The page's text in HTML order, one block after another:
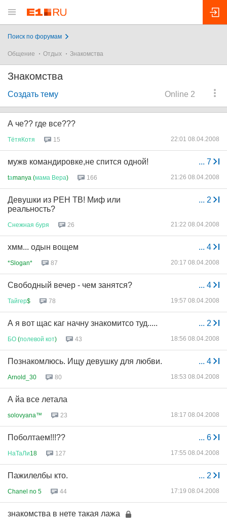
Поиск по форумам
Общение Отдых Знакомства
Знакомства
Online 2
Создать тему
А че?? где все???
ТётяКотя 15 22:01 08.04.2008
... 7
мужв командировке,не спится одной!
tаmanya (мама Вера) 166 21:26 08.04.2008
... 2
Девушки из РЕН ТВ! Миф или
реальность?
Снежная буря 26 21:22 08.04.2008
... 4
хмм... одын вощем
*Slogan* 87 20:17 08.04.2008
... 4
Свободный вечер - чем занятся?
Тайгер$ 78 19:57 08.04.2008
... 2
А я вот щас каг начну знакомитсо туд.....
БО (полевой кот) 43 18:56 08.04.2008
... 4
Познакомлюсь. Ищу девушку для любви.
Arnold_30 80 18:53 08.04.2008
А йа все летала
solovyana™ 23 18:17 08.04.2008
... 6
Поболтаем!!!??
НаТаЛи18 127 17:55 08.04.2008
... 2
Пажилелбы кто.
Chanel no 5 44 17:19 08.04.2008
знакомства в нете такая лажа